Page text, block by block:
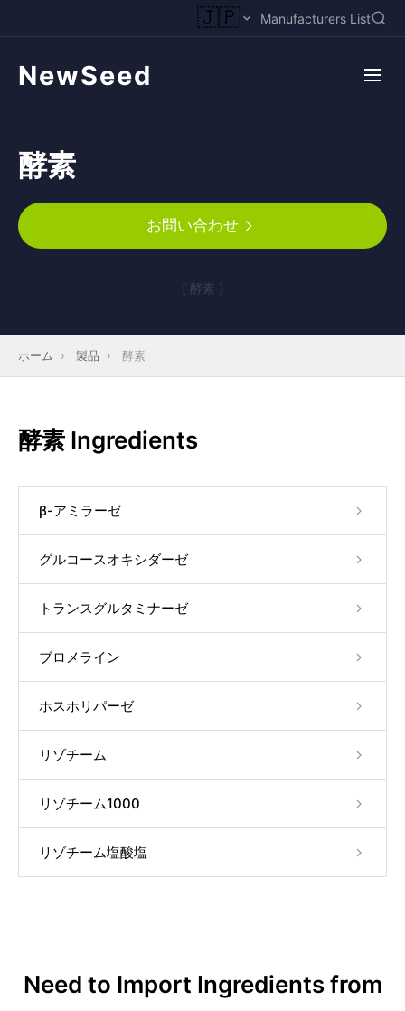
🇯🇵 Manufacturers List
NewSeed
酵素
お問い合わせ
[ 酵素 ]
ホーム › 製品 › 酵素
酵素 Ingredients
β-アミラーゼ
グルコースオキシダーゼ
トランスグルタミナーゼ
ブロメライン
ホスホリパーゼ
リゾチーム
リゾチーム1000
リゾチーム塩酸塩
Need to Import Ingredients from